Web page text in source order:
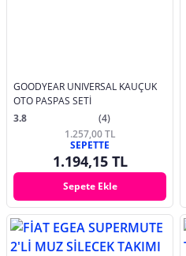
GOODYEAR UNIVERSAL KAUÇUK
OTO PASPAS SETİ
3.8
(4)
1.257,00 TL
SEPETTE
1.194,15 TL
Sepete Ekle